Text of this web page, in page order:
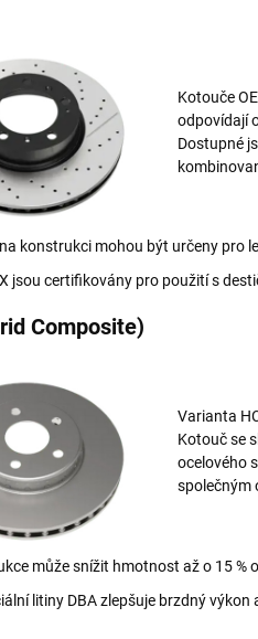
Kotouče
odpovídají
Dostupné
konstrukci mohou být určeny pro
jsou certifikovány pro použití s
Composite)
Varianta
Kotouč se
ocelového
společným
může snížit hmotnost až o 15
litiny DBA zlepšuje brzdný